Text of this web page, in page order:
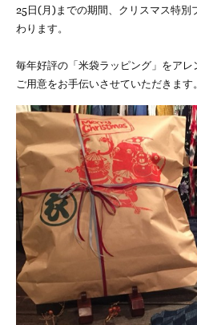
25日(月)までの期間、クリスマス特別
わります。
毎年好評の「米袋ラッピング」をア
ご用意をお手伝いさせていただきます。